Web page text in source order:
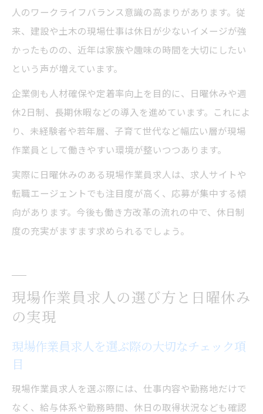
人のワークライフバランス意識の高まりがあります。従
来、建設や土木の現場仕事は休日が少ないイメージが強
かったものの、近年は家族や趣味の時間を大切にしたい
という声が増えています。
企業側も人材確保や定着率向上を目的に、日曜休みや週
休2日制、長期休暇などの導入を進めています。これによ
り、未経験者や若年層、子育て世代など幅広い層が現場
作業員として働きやすい環境が整いつつあります。
実際に日曜休みのある現場作業員求人は、求人サイトや
転職エージェントでも注目度が高く、応募が集中する傾
向があります。今後も働き方改革の流れの中で、休日制
度の充実がますます求められるでしょう。
現場作業員求人の選び方と日曜休み
の実現
現場作業員求人を選ぶ際の大切なチェック項
目
現場作業員求人を選ぶ際には、仕事内容や勤務地だけで
なく、給与体系や勤務時間、休日の取得状況なども確認